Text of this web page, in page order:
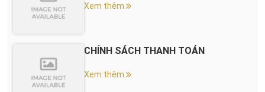
Xem thêm
CHÍNH SÁCH THANH TOÁN
Xem thêm